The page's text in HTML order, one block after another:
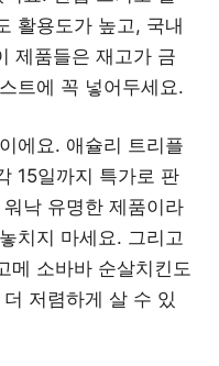
활용도가 높고, 국내
제품들은 재고가 금
트에 꼭 넣어두세요.
에요. 애슐리 트리플
15일까지 특가로 판
낙 유명한 제품이라
치지 마세요. 그리고
메 소바바 순살치킨도
저렴하게 살 수 있